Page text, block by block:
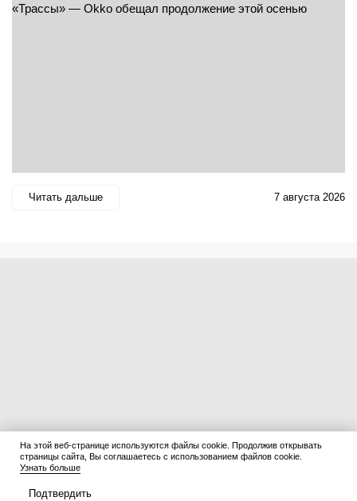
Читать дальше 7 августа 2026
На этой веб-странице используются файлы cookie. Продолжив открывать
страницы сайта, Вы соглашаетесь с использованием файлов cookie.
Узнать больше
Подтвердить